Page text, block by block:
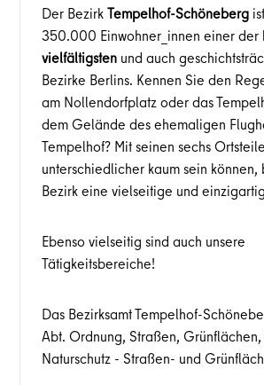
Der BezirkTempelhof-Schöneberg
350.000 Einwohner_innen einer der
vielfältigsten und auch
Bezirke Berlins. Kennen Sie den
am Nollendorfplatz oder das
dem Gelände des ehemaligen
Tempelhof? Mit seinen sechs
unterschiedlicher kaum sein
Bezirk eine vielseitige und
Ebenso vielseitig sind auch unsere
Tätigkeitsbereiche!
Das Bezirksamt Tempelhof-
Abt. Ordnung, Straßen,
Naturschutz - Straßen- und